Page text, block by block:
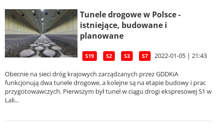
Tunele drogowe w Polsce -
istniejące, budowane i
planowane
S19 S2 S3 S7 2022-01-05 | 21:43
Obecnie na sieci dróg krajowych zarządzanych przez GDDKiA
funkcjonują dwa tunele drogowe, a kolejne są na etapie budowy i prac
przygotowawczych. Pierwszym był tunel w ciągu drogi ekspresowej S1 w
Lali...